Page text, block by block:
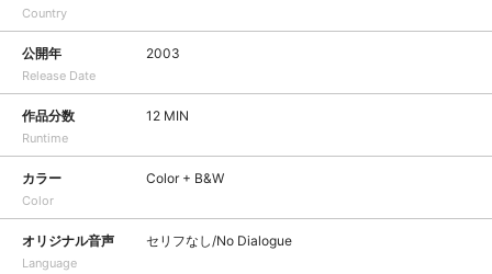
Country
公開年
Release Date
2003
作品分数
Runtime
12 MIN
カラー
Color
Color + B&W
オリジナル音声
Language
セリフなし/No Dialogue